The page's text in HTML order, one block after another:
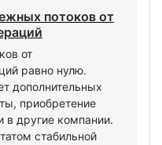
потоков от
от
равно нулю.
дополнительных
приобретение
в другие компании.
стабильной